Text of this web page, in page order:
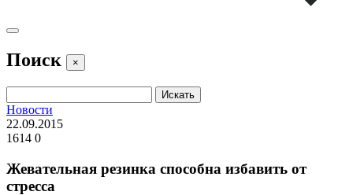
Поиск ×
Новости
22.09.2015
1614 0
Жевательная резинка способна избавить от
стресса